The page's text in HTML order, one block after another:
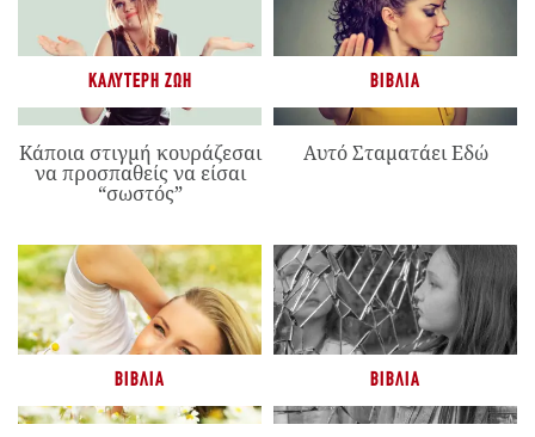
ΚΑΛΎΤΕΡΗ ΖΩΉ
Κάποια στιγμή κουράζεσαι
να προσπαθείς να είσαι
“σωστός”
ΒΙΒΛΊΑ
Αυτό Σταματάει Εδώ
ΒΙΒΛΊΑ ΒΙΒΛΊΑ